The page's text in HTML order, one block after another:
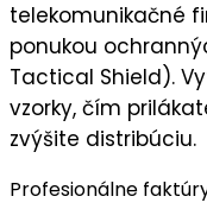
telekomunikačné
ponukou
Tactical Shield).
vzorky, čím
zvýšite distribúciu.
Profesionálne